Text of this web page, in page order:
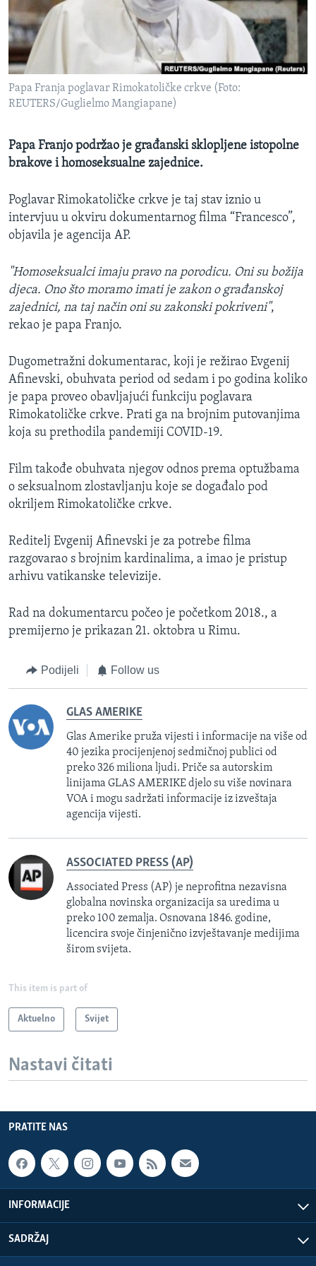
MAGAZIN
O GLASU AMERIKE
Learning English
Papa Franja poglavar Rimokatoličke crkve (Foto:
REUTERS/Guglielmo Mangiapane)
Papa Franjo podržao je građanski sklopljene istopolne
brakove i homoseksualne zajednice.
Poglavar Rimokatoličke crkve je taj stav iznio u
intervjuu u okviru dokumentarnog filma “Francesco”,
objavila je agencija AP.
"Homoseksualci imaju pravo na porodicu. Oni su božija
djeca. Ono što moramo imati je zakon o građanskoj
zajednici, na taj način oni su zakonski pokriveni",
rekao je papa Franjo.
Dugometražni dokumentarac, koji je režirao Evgenij
Afinevski, obuhvata period od sedam i po godina koliko
je papa proveo obavljajući funkciju poglavara
Rimokatoličke crkve. Prati ga na brojnim putovanjima
koja su prethodila pandemiji COVID-19.
Film takođe obuhvata njegov odnos prema optužbama
o seksualnom zlostavljanju koje se događalo pod
okriljem Rimokatoličke crkve.
Reditelj Evgenij Afinevski je za potrebe filma
razgovarao s brojnim kardinalima, a imao je pristup
arhivu vatikanske televizije.
Rad na dokumentarcu počeo je početkom 2018., a
premijerno je prikazan 21. oktobra u Rimu.
Podijeli Follow us
GLAS AMERIKE
Glas Amerike pruža vijesti i informacije na više od
40 jezika procijenjenoj sedmičnoj publici od
preko 326 miliona ljudi. Priče sa autorskim
linijama GLAS AMERIKE djelo su više novinara
VOA i mogu sadržati informacije iz izveštaja
agencija vijesti.
ASSOCIATED PRESS (AP)
Associated Press (AP) je neprofitna nezavisna
globalna novinska organizacija sa uredima u
preko 100 zemalja. Osnovana 1846. godine,
licencira svoje činjenično izvještavanje medijima
širom svijeta.
This item is part of
Aktuelno Svijet
Nastavi čitati
PRATITE NAS
INFORMACIJE
SADRŽAJ